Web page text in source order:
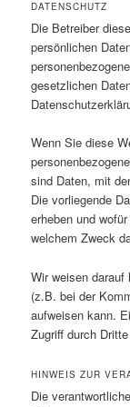
DATENSCHUTZ
Die Betreiber
persönlichen
gesetzlichen
Wenn Sie diese
sind Daten, mit
Die vorliegende
erheben und
welchem Zweck
Wir weisen
(z.B. bei der
aufweisen kann.
Zugriff durch
HINWEIS ZUR
Die